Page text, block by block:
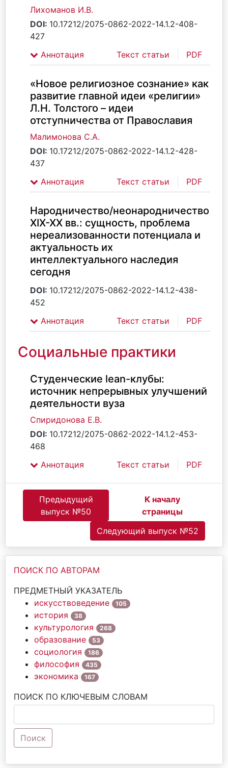
Лихоманов И.В.
DOI: 10.17212/2075-0862-2022-14.1.2-408-
427
Аннотация
Текст статьи PDF
«Новое религиозное сознание» как
развитие главной идеи «религии»
Л.Н. Толстого – идеи
отступничества от Православия
Малимонова С.А.
DOI: 10.17212/2075-0862-2022-14.1.2-428-
437
Аннотация
Текст статьи PDF
Народничество/неонародничество
ХIХ-ХХ вв.: сущность, проблема
нереализованности потенциала и
актуальность их
интеллектуального наследия
сегодня
DOI: 10.17212/2075-0862-2022-14.1.2-438-
452
Аннотация
Текст статьи PDF
Социальные практики
Студенческие lean-клубы:
источник непрерывных улучшений
деятельности вуза
Спиридонова Е.В.
DOI: 10.17212/2075-0862-2022-14.1.2-453-
468
Аннотация
Текст статьи PDF
Предыдущий
выпуск №50
К началу
страницы
Следующий выпуск №52
ПОИСК ПО АВТОРАМ
ПРЕДМЕТНЫЙ УКАЗАТЕЛЬ
искусствоведение
105
история 38
культурология 268
образование 53
социология 186
философия 435
экономика 167
ПОИСК ПО КЛЮЧЕВЫМ СЛОВАМ
Поиск